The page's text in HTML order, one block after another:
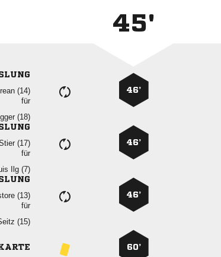
45'

für

46’

für
 
46’

für

46’
60’